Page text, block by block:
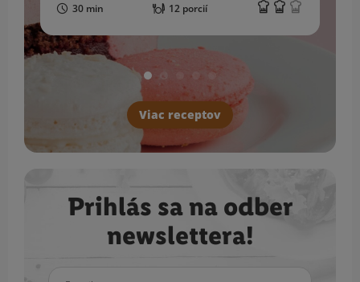
30 min 12 porcií
Viac receptov
Prihlás sa na odber
newslettera!